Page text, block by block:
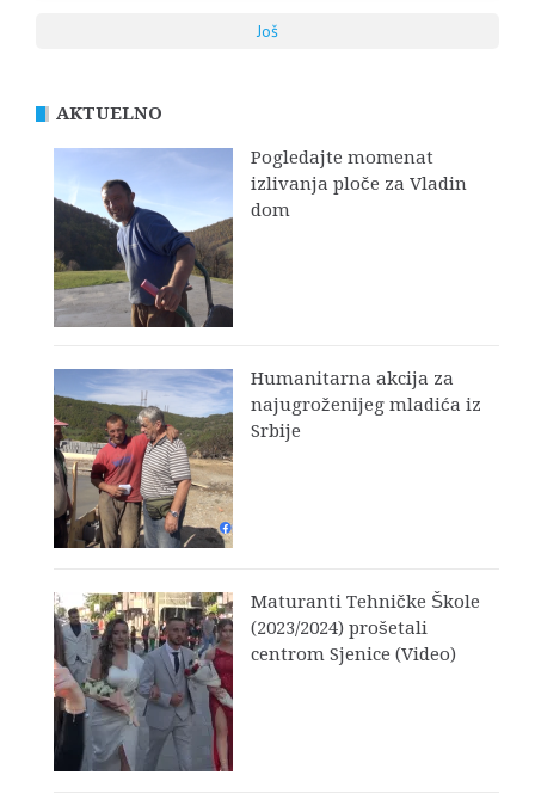
Još
AKTUELNO
Pogledajte momenat
izlivanja ploče za Vladin
dom
Humanitarna akcija za
najugroženijeg mladića iz
Srbije
Maturanti Tehničke Škole
(2023/2024) prošetali
centrom Sjenice (Video)